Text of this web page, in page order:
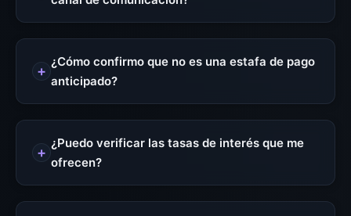
¿Cómo confirmo que no es una estafa de pago
anticipado?
¿Puedo verificar las tasas de interés que me
ofrecen?